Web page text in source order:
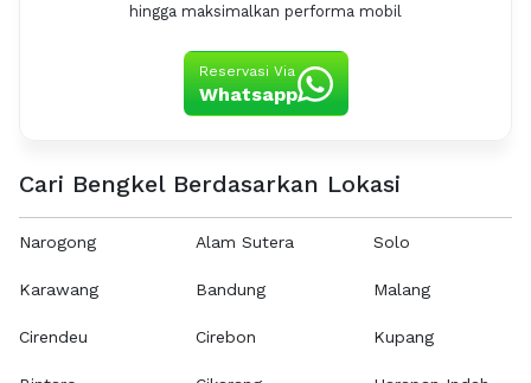
hingga maksimalkan performa mobil
Reservasi Via
Whatsapp
Cari Bengkel Berdasarkan Lokasi
Narogong
Karawang
Cirendeu
Alam Sutera
Bandung
Cirebon
Solo
Malang
Kupang